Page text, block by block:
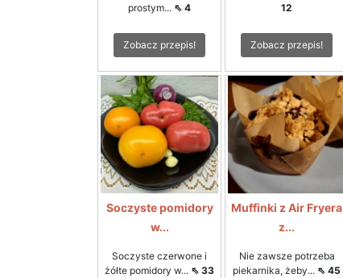
prostym... ⇖ 4
Zobacz przepis!
12
Zobacz przepis!
Soczyste pomidory
w...
Soczyste czerwone i
żółte pomidory w... ⇖ 33
Muffinki z Air Fryera
z...
Nie zawsze potrzeba
piekarnika, żeby... ⇖ 45